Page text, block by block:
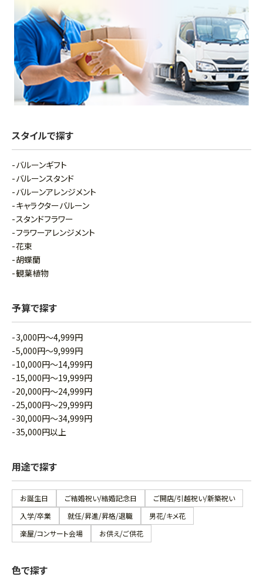
スタイルで探す
バルーンギフト
バルーンスタンド
バルーンアレンジメント
キャラクターバルーン
スタンドフラワー
フラワーアレンジメント
花束
胡蝶蘭
観葉植物
予算で探す
3,000円～4,999円
5,000円～9,999円
10,000円～14,999円
15,000円～19,999円
20,000円～24,999円
25,000円～29,999円
30,000円～34,999円
35,000円以上
用途で探す
お誕生日 ご結婚祝い/結婚記念日
ご開店/引越祝い/新築祝い
入学/卒業
就任/昇進/昇格/退職
男花/キメ花
楽屋/コンサート会場
お供え/ご供花
色で探す